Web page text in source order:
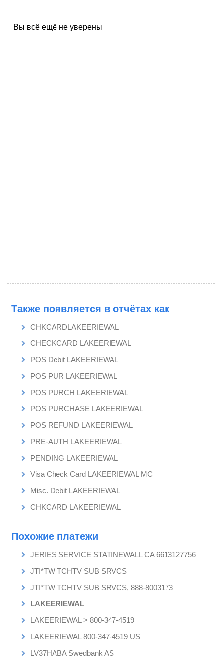
Вы всё ещё не уверены
Также появляется в отчётах как
CHKCARDLAKEERIEWAL
CHECKCARD LAKEERIEWAL
POS Debit LAKEERIEWAL
POS PUR LAKEERIEWAL
POS PURCH LAKEERIEWAL
POS PURCHASE LAKEERIEWAL
POS REFUND LAKEERIEWAL
PRE-AUTH LAKEERIEWAL
PENDING LAKEERIEWAL
Visa Check Card LAKEERIEWAL MC
Misc. Debit LAKEERIEWAL
CHKCARD LAKEERIEWAL
Похожие платежи
JERIES SERVICE STATINEWALL CA 6613127756
JTI*TWITCHTV SUB SRVCS
JTI*TWITCHTV SUB SRVCS, 888-8003173
LAKEERIEWAL
LAKEERIEWAL > 800-347-4519
LAKEERIEWAL 800-347-4519 US
LV37HABA Swedbank AS